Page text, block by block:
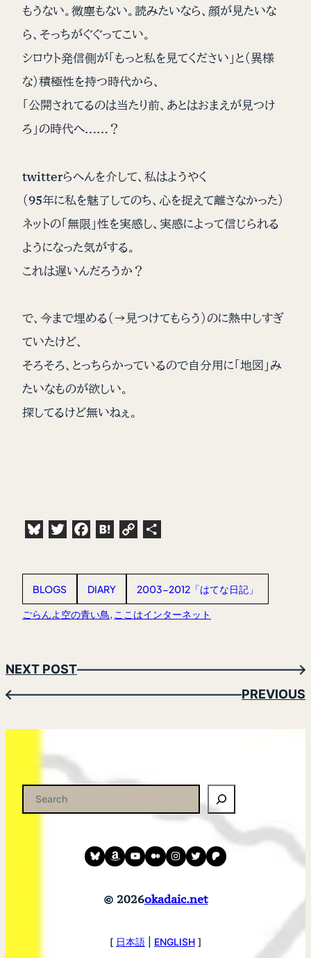
もうない。微塵もない。読みたいなら、顔が見たいな
ら、そっちがぐぐってこい。
シロウト発信側が「もっと私を見てください」と（異様
な）積極性を持つ時代から、
「公開されてるのは当たり前、あとはおまえが見つけ
ろ」の時代へ……？
twitterらへんを介して、私はようやく
（95年に私を魅了してのち、心を捉えて離さなかった）
ネットの「無限」性を実感し、実感によって信じられる
ようになった気がする。
これは遅いんだろうか？
で、今まで埋める（→見つけてもらう）のに熱中しすぎ
ていたけど、
そろそろ、とっちらかっているので自分用に「地図」み
たいなものが欲しい。
探してるけど無いねぇ。
BlueskyTwitterFacebookHatenaCopy
BLOGS DIARY 2003-2012「はてな日記」
ごらんよ空の青い鳥, ここはインターネット
NEXT POST
→
←
PREVIOUS
索
BlueskyamazonYouTubemediuminstagram
twitterpatreon
© 2026okadaic.net
[ 日本語 ENGLISH ]